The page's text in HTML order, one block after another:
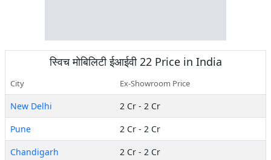
स्विच मोबिलिटी ईआईवी 22Price in India
City Ex-Showroom Price
New Delhi 2 Cr - 2 Cr
Pune
2 Cr - 2 Cr
Chandigarh
2 Cr - 2 Cr